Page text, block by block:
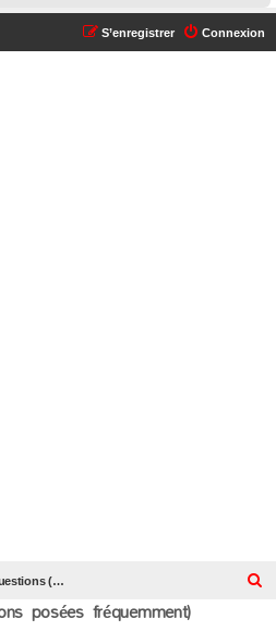
Connexion
S’enregistrer
Foire aux questions (Questions posées fréquemment)
posées fréquemment)